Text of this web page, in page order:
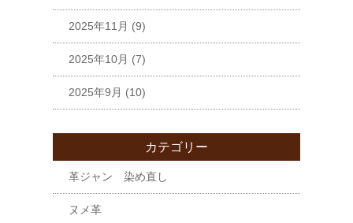
2025年11月 (9)
2025年10月 (7)
2025年9月 (10)
カテゴリー
革ジャン 染め直し
ヌメ革